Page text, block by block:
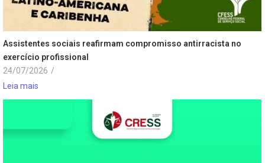
Assistentes sociais reafirmam compromisso antirracista no
exercício profissional
24/07/2026 /
Leia mais